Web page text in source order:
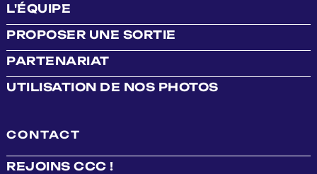
L'ÉQUIPE
PROPOSER UNE SORTIE
PARTENARIAT
UTILISATION DE NOS PHOTOS
CONTACT
REJOINS CCC !